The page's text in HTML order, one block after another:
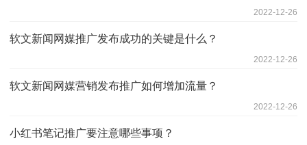
2022-12-26
软文新闻网媒推广发布成功的关键是什么？
2022-12-26
软文新闻网媒营销发布推广如何增加流量？
2022-12-26
小红书笔记推广要注意哪些事项？